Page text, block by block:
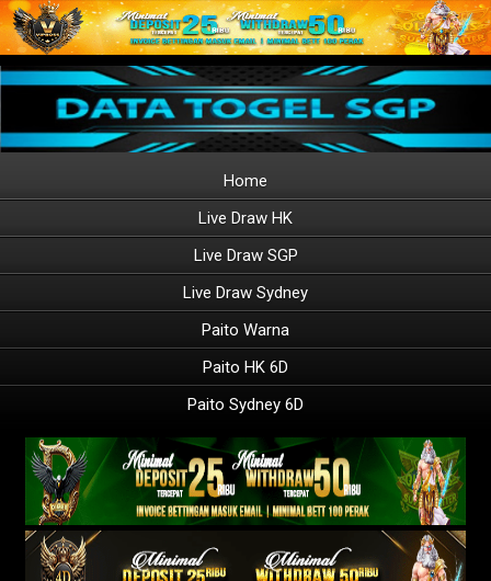
Home
Live Draw HK
Live Draw SGP
Live Draw Sydney
Paito Warna
Paito HK 6D
Paito Sydney 6D